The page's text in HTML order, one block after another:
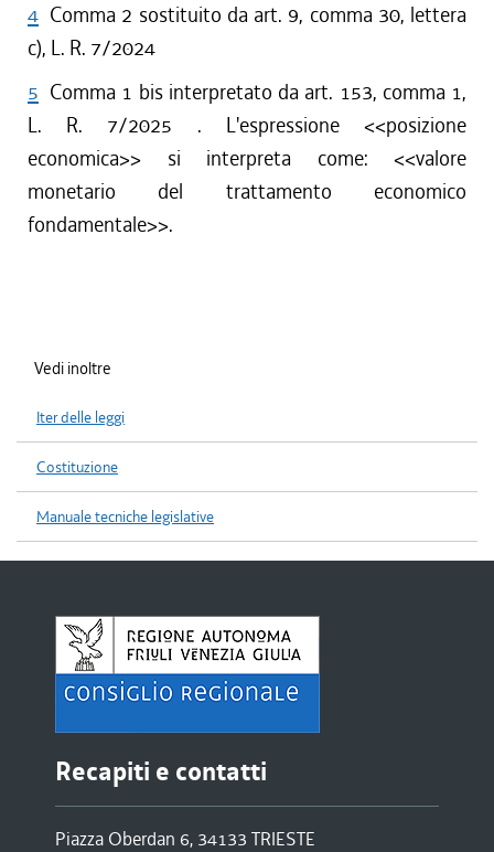
4 Comma 2 sostituito da art. 9, comma 30, lettera
c), L. R. 7/2024
5 Comma 1 bis interpretato da art. 153, comma 1,
L. R. 7/2025 . L'espressione <<posizione
economica>> si interpreta come: <<valore
monetario del trattamento economico
fondamentale>>.
Vedi inoltre
Iter delle leggi
Costituzione
Manuale tecniche legislative
Recapiti e contatti
Piazza Oberdan 6, 34133 TRIESTE